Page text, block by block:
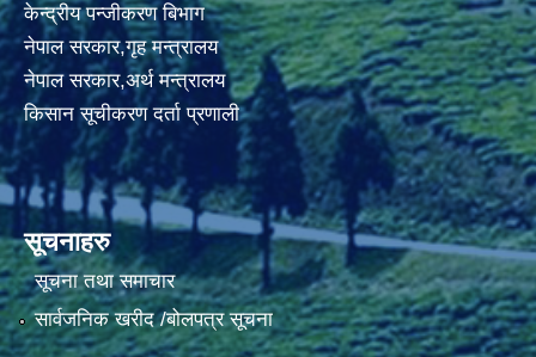
केन्द्रीय पन्जीकरण बिभाग
नेपाल सरकार,गृह मन्त्रालय
नेपाल सरकार,अर्थ मन्त्रालय
किसान सूचीकरण दर्ता प्रणाली
सूचनाहरु
सूचना तथा समाचार
सार्वजनिक खरीद /बोलपत्र सूचना